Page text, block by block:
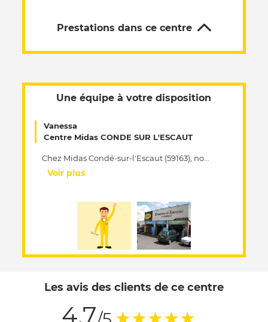
Prestations dans ce centre
Une équipe à votre disposition
Vanessa
Centre Midas CONDE SUR L'ESCAUT
Voir plus
Les avis des clients de ce centre
4.7